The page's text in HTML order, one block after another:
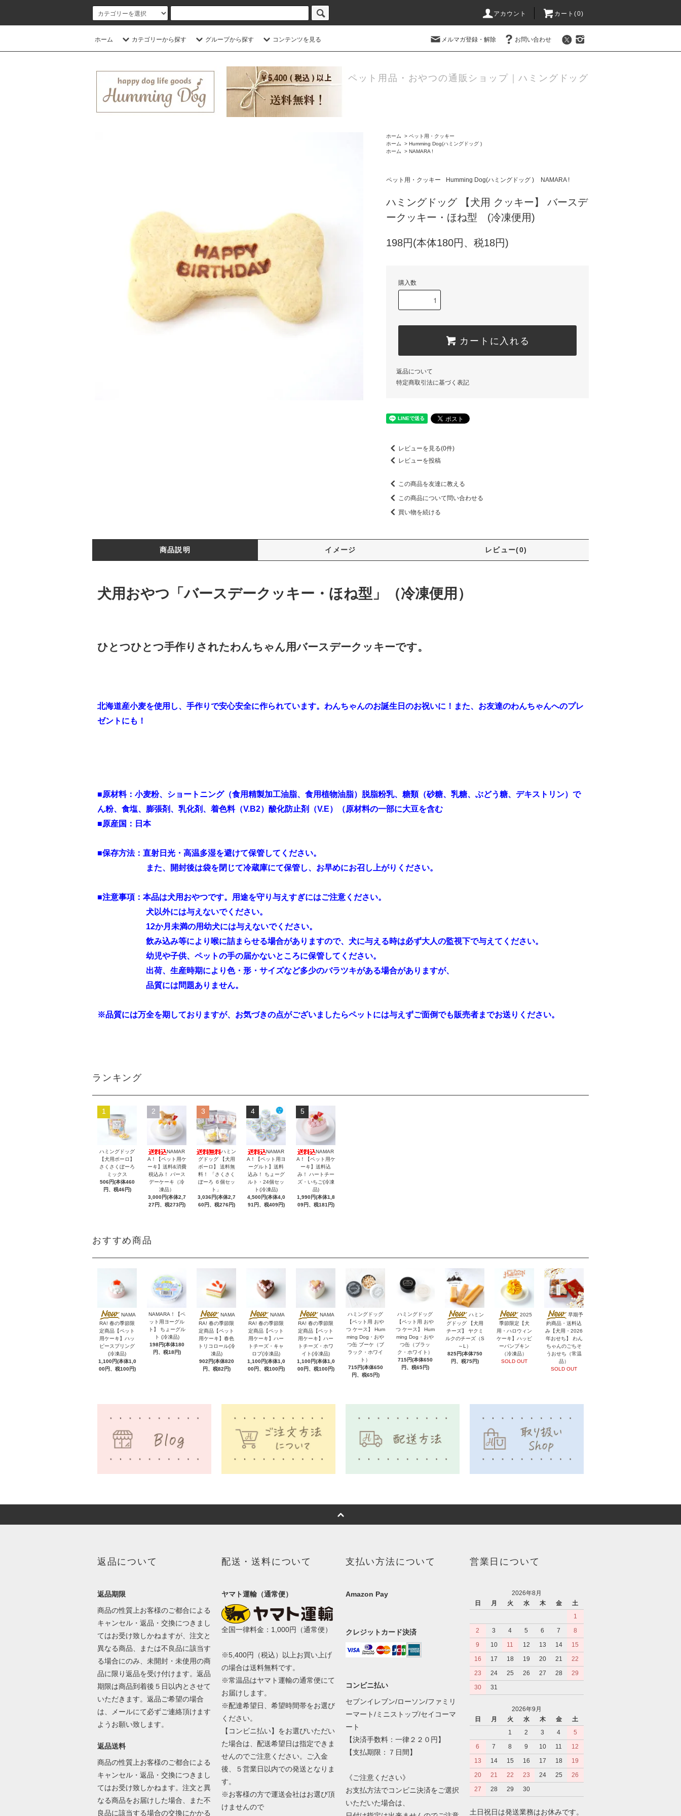
アカウント カート(0)
ホーム カテゴリーから探す グループから探す コンテンツを見る メルマガ登録・解除 お問い合わせ
ペット用品・おやつの通販ショップ｜ハミングドッグ
ホーム > ペット用・クッキー
ホーム
> Humming Dog(ハミングドッグ )
ホーム
> NAMARA !
ペット用・クッキー Humming Dog(ハミングドッグ ) NAMARA !
ハミングドッグ 【犬用 クッキー】 バースデ
ークッキー・ほね型 (冷凍便用)
198円(本体180円、税18円)
購入数
カートに入れる
返品について
特定商取引法に基づく表記
レビューを見る(0件)
レビューを投稿
この商品を友達に教える
この商品について問い合わせる
買い物を続ける
商品説明 イメージ レビュー(0)
犬用おやつ「バースデークッキー・ほね型」（冷凍便用）
ひとつひとつ手作りされたわんちゃん用バースデークッキーです。
北海道産小麦を使用し、手作りで安心安全に作られています。わんちゃんのお誕生日のお祝いに！また、お友達のわんちゃんへのプレ
ゼントにも！
■原材料：小麦粉、ショートニング（食用精製加工油脂、食用植物油脂）脱脂粉乳、糖類（砂糖、乳糖、ぶどう糖、デキストリン）で
ん粉、食塩、膨張剤、乳化剤、着色料（V.B2）酸化防止剤（V.E）（原材料の一部に大豆を含む
■原産国：日本
■保存方法：直射日光・高温多湿を避けて保管してください。
また、開封後は袋を閉じて冷蔵庫にて保管し、お早めにお召し上がりください。
■注意事項：本品は犬用おやつです。用途を守り与えすぎにはご注意ください。
犬以外には与えないでください。
12か月未満の用幼犬には与えないでください。
飲み込み等により喉に詰まらせる場合がありますので、犬に与える時は必ず大人の監視下で与えてください。
幼児や子供、ペットの手の届かないところに保管してください。
出荷、生産時期により色・形・サイズなど多少のバラツキがある場合がありますが、
品質には問題ありません。
※品質には万全を期しておりますが、お気づきの点がございましたらペットには与えずご面倒でも販売者までお送りください。
ランキング
1
ハミングドッグ
【犬用ボーロ】
さくさくぼーろ
ミックス
506円(本体460
円、税46円)
2
NAMAR
A！【ペット用ケ
ーキ】送料&消費
税込み！ バース
デーケーキ（冷
凍品）
3,000円(本体2,7
27円、税273円)
3
ハミン
グドッグ 【犬用
ボーロ】 送料無
料！ 「さくさく
ぼーろ ６個セッ
ト」
3,036円(本体2,7
60円、税276円)
4
NAMAR
A！【ペット用ヨ
ーグルト】送料
込み！ ちょーグ
ルト・24個セッ
ト(冷凍品)
4,500円(本体4,0
91円、税409円)
5
NAMAR
A！【ペット用ケ
ーキ】送料込
み！ ハートチー
ズ・いちご(冷凍
品)
1,990円(本体1,8
09円、税181円)
おすすめ商品
NAMA
RA! 春の季節限
定商品【ペット
用ケーキ】ハッ
ピースプリング
(冷凍品)
1,100円(本体1,0
00円、税100円)
NAMARA！【ペ
ット用ヨーグル
ト】 ちょーグル
ト (冷凍品)
198円(本体180
円、税18円)
NAMA
RA! 春の季節限
定商品【ペット
用ケーキ】春色
トリコロール(冷
凍品)
902円(本体820
円、税82円)
NAMA
RA! 春の季節限
定商品【ペット
用ケーキ】ハー
トチーズ・キャ
ロブ(冷凍品)
1,100円(本体1,0
00円、税100円)
NAMA
RA! 春の季節限
定商品【ペット
用ケーキ】ハー
トチーズ・ホワ
イト(冷凍品)
1,100円(本体1,0
00円、税100円)
ハミングドッグ
【ペット用 おや
つ ケース】 Hum
ming Dog・おや
つ缶 ブーケ（ブ
ラック・ホワイ
ト）
715円(本体650
円、税65円)
ハミングドッグ
【ペット用 おや
つ ケース】 Hum
ming Dog・おや
つ缶（ブラッ
ク・ホワイト）
715円(本体650
円、税65円)
ハミン
グドッグ 【犬用
チーズ】 ヤクミ
ルクのチーズ（S
～L）
825円(本体750
円、税75円)
2025
季節限定【犬
用・ハロウィン
ケーキ】ハッピ
ーパンプキン
（冷凍品）
SOLD OUT
早期予
約商品・送料込
み【犬用・2026
年おせち】 わん
ちゃんのごちそ
うおせち（常温
品）
SOLD OUT
返品について
返品期限
商品の性質上お客様のご都合による
キャンセル・返品・交換につきまし
てはお受け致しかねますが、注文と
異なる商品、または不良品に該当す
る場合にのみ、未開封・未使用の商
品に限り返品を受け付けます。返品
期限は商品到着後５日以内とさせて
いただきます。返品ご希望の場合
は、メールにて必ずご連絡頂けます
ようお願い致します。
返品送料
商品の性質上お客様のご都合による
キャンセル・返品・交換につきまし
てはお受け致しかねます。注文と異
なる商品をお届けした場合、また不
良品に該当する場合の交換にかかる
配送・送料について
ヤマト運輸（通常便）
全国一律料金：1,000円（通常便）
※5,400円（税込）以上お買い上げ
の場合は送料無料です。
※常温品はヤマト運輸の通常便にて
お届けします。
※配達希望日、希望時間帯をお選び
ください。
【コンビニ払い】をお選びいただい
た場合は、配送希望日は指定できま
せんのでご注意ください。ご入金
後、５営業日以内での発送となりま
す。
※お客様の方で運送会社はお選び頂
けませんので
支払い方法について
Amazon Pay
クレジットカード決済
コンビニ払い
セブンイレブン/ローソン/ファミリ
ーマート/ミニストップ/セイコーマ
ート
【決済手数料：一律２２０円】
【支払期限：７日間】
《ご注意ください》
お支払方法でコンビニ決済をご選択
いただいた場合は、
営業日について
2026年8月
日
月 火 水 木 金
土
1
2
3 4 5 6 7
8
9
10 11 12 13 14
15
16
17 18 19 20 21
22
23
24 25 26 27 28
29
30
31
2026年9月
日
月 火 水 木 金
土
1
2 3 4
5
6
7 8 9 10 11
12
13
14 15 16 17 18
19
20
21 22 23 24 25
26
27
28 29 30
土日祝日は発送業務はお休みです。